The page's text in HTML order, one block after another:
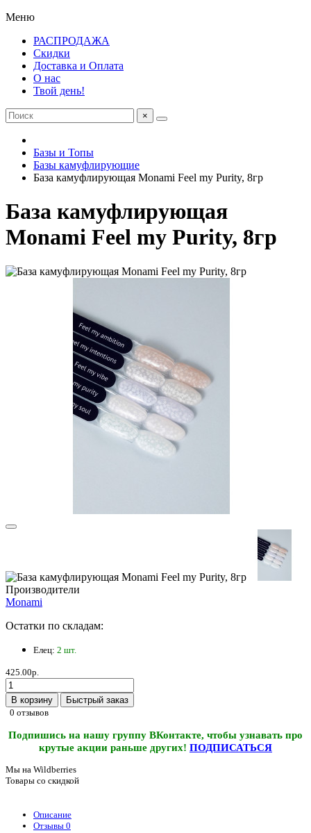
Меню
РАСПРОДАЖА
Скидки
Доставка и Оплата
О нас
Твой день!
×
Базы и Топы
Базы камуфлирующие
База камуфлирующая Monami Feel my Purity, 8гр
База камуфлирующая
Monami Feel my Purity, 8гр
Производители
Monami
Остатки по складам:
Елец: 2 шт.
425.00р.
В корзину
Быстрый заказ
0 отзывов
Подпишись на нашу группу ВКонтакте, чтобы узнавать про
крутые акции раньше других! ПОДПИСАТЬСЯ
Мы на Wildberries
Товары со скидкой
Описание
Отзывы 0